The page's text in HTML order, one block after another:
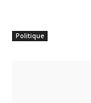
Politique